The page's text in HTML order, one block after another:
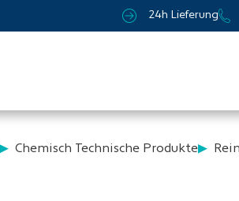
24h Lieferung
Chemisch Technische Produkte